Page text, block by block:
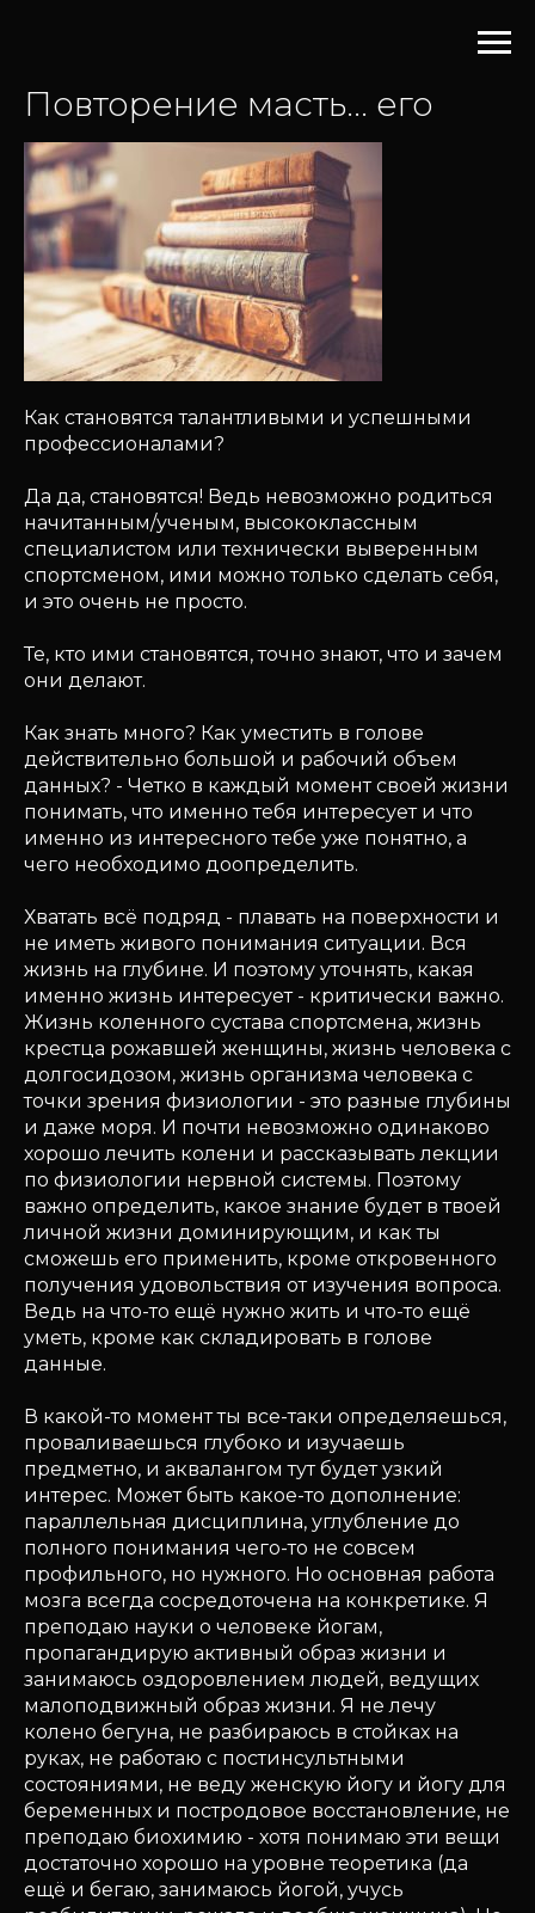
Повторение масть... его
Как становятся талантливыми и успешными
профессионалами?
Да да, становятся! Ведь невозможно родиться
начитанным/ученым, высококлассным
специалистом или технически выверенным
спортсменом, ими можно только сделать себя,
и это очень не просто.
Те, кто ими становятся, точно знают, что и зачем
они делают.
Как знать много? Как уместить в голове
действительно большой и рабочий объем
данных? - Четко в каждый момент своей жизни
понимать, что именно тебя интересует и что
именно из интересного тебе уже понятно, а
чего необходимо доопределить.
Хватать всё подряд - плавать на поверхности и
не иметь живого понимания ситуации. Вся
жизнь на глубине. И поэтому уточнять, какая
именно жизнь интересует - критически важно.
Жизнь коленного сустава спортсмена, жизнь
крестца рожавшей женщины, жизнь человека с
долгосидозом, жизнь организма человека с
точки зрения физиологии - это разные глубины
и даже моря. И почти невозможно одинаково
хорошо лечить колени и рассказывать лекции
по физиологии нервной системы. Поэтому
важно определить, какое знание будет в твоей
личной жизни доминирующим, и как ты
сможешь его применить, кроме откровенного
получения удовольствия от изучения вопроса.
Ведь на что-то ещё нужно жить и что-то ещё
уметь, кроме как складировать в голове
данные.
В какой-то момент ты все-таки определяешься,
проваливаешься глубоко и изучаешь
предметно, и аквалангом тут будет узкий
интерес. Может быть какое-то дополнение:
параллельная дисциплина, углубление до
полного понимания чего-то не совсем
профильного, но нужного. Но основная работа
мозга всегда сосредоточена на конкретике. Я
преподаю науки о человеке йогам,
пропагандирую активный образ жизни и
занимаюсь оздоровлением людей, ведущих
малоподвижный образ жизни. Я не лечу
колено бегуна, не разбираюсь в стойках на
руках, не работаю с постинсультными
состояниями, не веду женскую йогу и йогу для
беременных и постродовое восстановление, не
преподаю биохимию - хотя понимаю эти вещи
достаточно хорошо на уровне теоретика (да
ещё и бегаю, занимаюсь йогой, учусь